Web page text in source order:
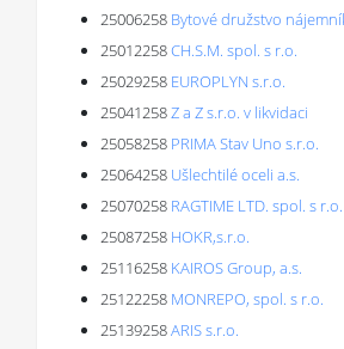
25006258 Bytové družstvo
25012258CH.S.M. spol. s r.o.
25029258 EUROPLYN s.r.o.
25041258Z a Z s.r.o. v likvidaci
25058258 PRIMA Stav Uno s.r.o.
25064258 Ušlechtilé oceli a.s.
25070258 RAGTIME LTD. spol. s r.o.
25087258 HOKR,s.r.o.
25116258 KAIROS Group, a.s.
25122258 MONREPO, spol. s r.o.
25139258ARIS s.r.o.